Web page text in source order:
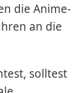
die Anime-
an die
solltest